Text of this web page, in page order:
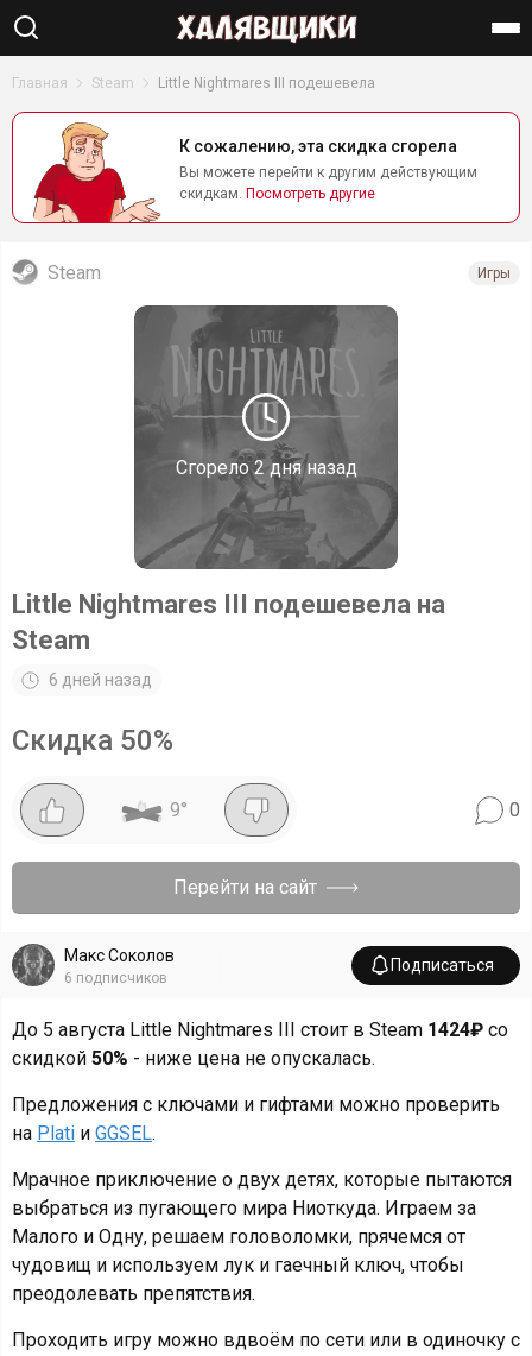
Главная Steam Little Nightmares III подешевела
К сожалению, эта скидка сгорела
Вы можете перейти к другим действующим
скидкам. Посмотреть другие
Сгорело2 дня назад
Steam Игры
Little Nightmares III подешевела на
Steam
6 дней назад
Скидка 50%
9° 0
Перейти на сайт
Макс Соколов
6 подписчиков
Подписаться
До 5 августа Little Nightmares III стоит в Steam 1424₽ со
скидкой 50% - ниже цена не опускалась.
Предложения с ключами и гифтами можно проверить
на Plati и GGSEL.
Мрачное приключение о двух детях, которые пытаются
выбраться из пугающего мира Ниоткуда. Играем за
Малого и Одну, решаем головоломки, прячемся от
чудовищ и используем лук и гаечный ключ, чтобы
преодолевать препятствия.
Проходить игру можно вдвоём по сети или в одиночку с